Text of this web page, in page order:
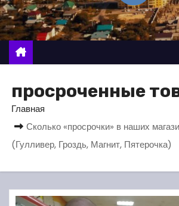
о
м
у
просроченные
Главная
Сколько «просрочки» в наших
(Гулливер, Гроздь, Магнит, Пятерочка)